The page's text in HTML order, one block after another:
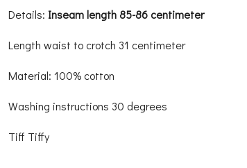
Details: Inseam length 85-86 centimeter
Length waist to crotch 31 centimeter
Material: 100% cotton
Washing instructions 30 degrees
Tiff Tiffy